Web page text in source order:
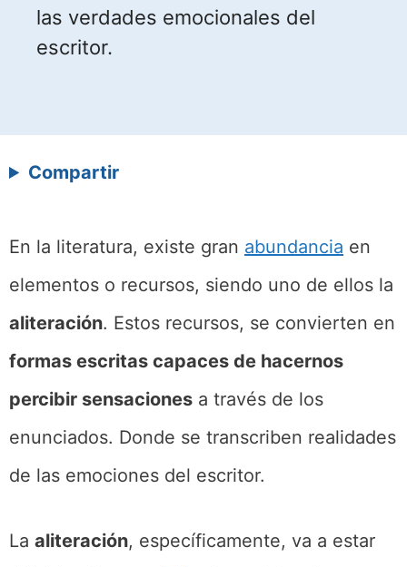
las verdades emocionales del
escritor.
Compartir
En la literatura, existe gran abundancia en
elementos o recursos, siendo uno de ellos la
aliteración. Estos recursos, se convierten en
formas escritas capaces de hacernos
percibir sensaciones a través de los
enunciados. Donde se transcriben realidades
de las emociones del escritor.
La aliteración, específicamente, va a estar